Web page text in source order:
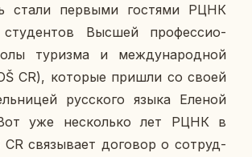
стали пер­вы­ми го­стя­ми РЦНК
сту­ден­тов Высшей про­фес­си­о­
ту­риз­ма и меж­ду­на­род­ной
CR), ко­то­рые пришли со своей
рус­ско­го языка Еленой
уже несколь­ко лет РЦНК в
CR свя­зы­ва­ет до­го­вор о со­труд­